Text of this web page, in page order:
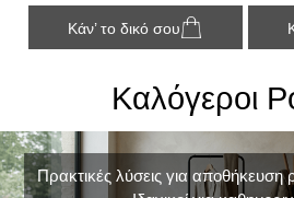
Κάν’ το δικό σου
Καλόγεροι
Πρακτικές λύσεις για